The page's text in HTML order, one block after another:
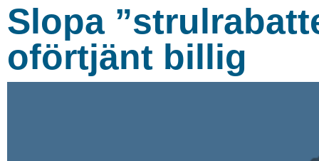
Slopa
oförtjänt billig